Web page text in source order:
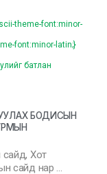
theme-font:minor-
font:minor-latin;}
батлан
БОДИСЫН
сайд, Хот
сайд нар …